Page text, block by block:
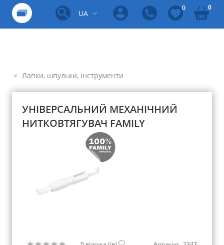
UA
0 0
Лапки, шпульки, інструменти
УНІВЕРСАЛЬНИЙ МЕХАНІЧНИЙ
НИТКОВТЯГУВАЧ FAMILY